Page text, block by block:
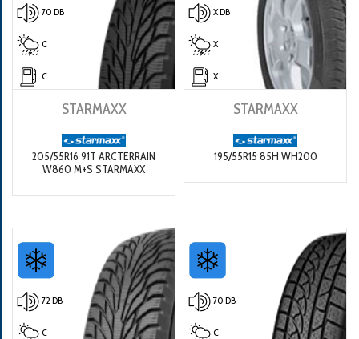
70 DB
C
C
STARMAXX
205/55R16 91T ARCTERRAIN
W860 M+S STARMAXX
X DB
X
X
STARMAXX
195/55R15 85H WH200
72 DB
C
70 DB
C